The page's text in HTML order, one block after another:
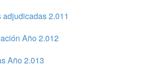
2.011
Año 2.012
Año 2.013